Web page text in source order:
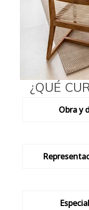
¿QUÉ
Obra y